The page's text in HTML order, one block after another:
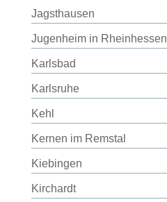
Jagsthausen
Jugenheim in Rheinhessen
Karlsbad
Karlsruhe
Kehl
Kernen im Remstal
Kiebingen
Kirchardt